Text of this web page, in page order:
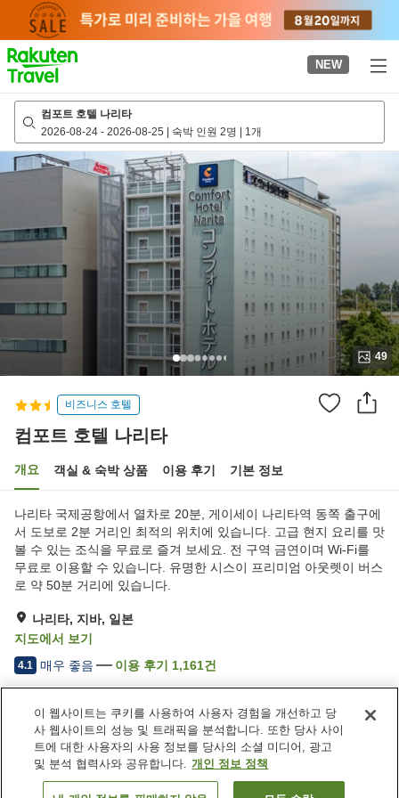
page
NEW
컴포트 호텔 나리타
2026-08-24 - 2026-08-25 | 숙박 인원 2명 | 1개
49
비즈니스 호텔
컴포트 호텔 나리타
개요 객실 & 숙박 상품 이용 후기 기본 정보
나리타 국제공항에서 열차로 20분, 게이세이 나리타역 동쪽 출구에
서 도보로 2분 거리인 최적의 위치에 있습니다. 고급 현지 요리를 맛
볼 수 있는 조식을 무료로 즐겨 보세요. 전 구역 금연이며 Wi-Fi를
무료로 이용할 수 있습니다. 유명한 시스이 프리미엄 아웃렛이 버스
로 약 50분 거리에 있습니다.
나리타, 지바, 일본
지도에서 보기
4.1 매우 좋음 이용 후기 1,161건
숙소 편의 시설/서비스
Wi-Fi
완전 금연
자동판매기
세탁 (유료)
이 웹사이트는 쿠키를 사용하여 사용자 경험을 개선하고 당
사 웹사이트의 성능 및 트래픽을 분석합니다. 또한 당사 사이
트에 대한 사용자의 사용 정보를 당사의 소셜 미디어, 광고
및 분석 협력사와 공유합니다. 개인 정보 정책